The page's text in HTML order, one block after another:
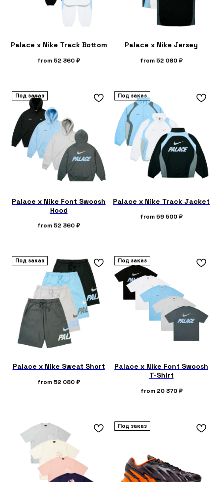
Palace x Nike Track Bottom
from 52 360₽
Palace x Nike Jersey
from 52 080₽
Под заказ
Palace x Nike Font Swoosh
Hood
from 52 360₽
Под заказ
Palace x Nike Track Jacket
from 59 500₽
Под заказ
Palace x Nike Sweat Short
from 52 080₽
Под заказ
Palace x Nike Font Swoosh
T-Shirt
from 20 370 ₽
Под заказ